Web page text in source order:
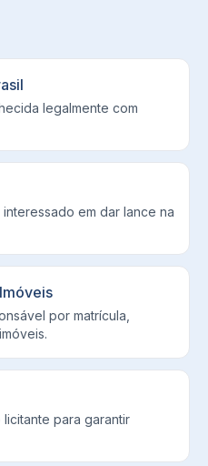
legalmente com
em dar lance na
por matrícula,
para garantir